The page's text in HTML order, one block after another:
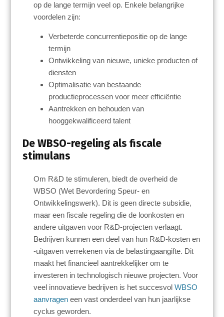
op de lange termijn veel op. Enkele belangrijke
voordelen zijn:
Verbeterde concurrentiepositie op de lange
termijn
Ontwikkeling van nieuwe, unieke producten of
diensten
Optimalisatie van bestaande
productieprocessen voor meer efficiëntie
Aantrekken en behouden van
hooggekwalificeerd talent
De WBSO-regeling als fiscale
stimulans
Om R&D te stimuleren, biedt de overheid de
WBSO (Wet Bevordering Speur- en
Ontwikkelingswerk). Dit is geen directe subsidie,
maar een fiscale regeling die de loonkosten en
andere uitgaven voor R&D-projecten verlaagt.
Bedrijven kunnen een deel van hun R&D-kosten en
-uitgaven verrekenen via de belastingaangifte. Dit
maakt het financieel aantrekkelijker om te
investeren in technologisch nieuwe projecten. Voor
veel innovatieve bedrijven is het succesvolWBSO
aanvragen een vast onderdeel van hun jaarlijkse
cyclus geworden.